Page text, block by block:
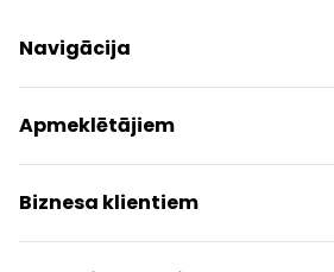
Navigācija
Iepirkšanās
Pakalpojumi
Izklaides
Restorāni
Apmeklētājiem
Centra plāns
Dzīvniekiem draudzīgs
Kontakti
Biznesa klientiem
Kontakti